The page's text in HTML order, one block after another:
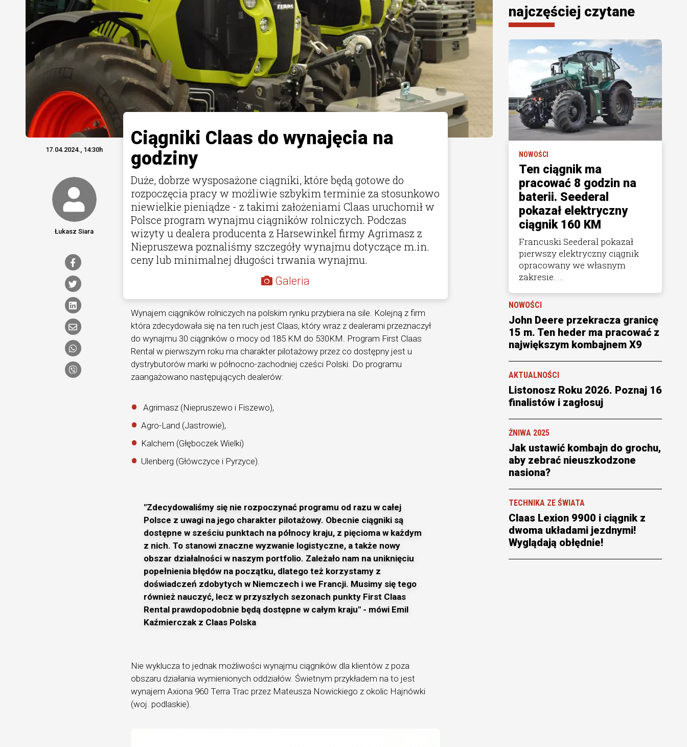
Ciągniki Claas do wynajęcia na
godziny
Duże, dobrze wysposażone ciągniki, które będą gotowe do
rozpoczęcia pracy w możliwie szbykim terminie za stosunkowo
niewielkie pieniądze - z takimi założeniami Claas uruchomił w
Polsce program wynajmu ciągników rolniczych. Podczas
wizyty u dealera producenta z Harsewinkel firmy Agrimasz z
Niepruszewa poznaliśmy szczegóły wynajmu dotyczące m.in.
ceny lub minimalnej długości trwania wynajmu.
Galeria
17.04.2024., 14:30h
Łukasz Siara
Wynajem ciągników rolniczych na polskim rynku przybiera na sile. Kolejną z firm
która zdecydowała się na ten ruch jest Claas, który wraz z dealerami przeznaczył
do wynajmu 30 ciągników o mocy od 185 KM do 530KM. Program First Claas
Rental w pierwszym roku ma charakter pilotażowy przez co dostępny jest u
dystrybutorów marki w północno-zachodniej cześci Polski. Do programu
zaangażowano następujących dealerów:
Agrimasz (Niepruszewo i Fiszewo),
Agro-Land (Jastrowie),
Kalchem (Głęboczek Wielki)
Ulenberg (Główczyce i Pyrzyce).
"Zdecydowaliśmy się nie rozpoczynać programu od razu w całej
Polsce z uwagi na jego charakter pilotażowy. Obecnie ciągniki są
dostępne w sześciu punktach na północy kraju, z pięcioma w każdym
z nich. To stanowi znaczne wyzwanie logistyczne, a także nowy
obszar działalności w naszym portfolio. Zależało nam na uniknięciu
popełnienia błędów na początku, dlatego też korzystamy z
doświadczeń zdobytych w Niemczech i we Francji. Musimy się tego
również nauczyć, lecz w przyszłych sezonach punkty First Claas
Rental prawdopodobnie będą dostępne w całym kraju" - mówi Emil
Kaźmierczak z Claas Polska
Nie wyklucza to jednak możliwości wynajmu ciągników dla klientów z poza
obszaru działania wymienionych oddziałów. Świetnym przykładem na to jest
wynajem Axiona 960 Terra Trac przez Mateusza Nowickiego z okolic Hajnówki
(woj. podlaskie).
najczęściej czytane
NOWOŚCI
Ten ciągnik ma
pracować 8 godzin na
baterii. Seederal
pokazał elektryczny
ciągnik 160 KM
Francuski Seederal pokazał
pierwszy elektryczny ciągnik
opracowany we własnym
zakresie. ...
NOWOŚCI
John Deere przekracza granicę
15 m. Ten heder ma pracować z
największym kombajnem X9
AKTUALNOŚCI
Listonosz Roku 2026. Poznaj 16
finalistów i zagłosuj
ŻNIWA 2025
Jak ustawić kombajn do grochu,
aby zebrać nieuszkodzone
nasiona?
TECHNIKA ZE ŚWIATA
Claas Lexion 9900 i ciągnik z
dwoma układami jezdnymi!
Wyglądają obłędnie!